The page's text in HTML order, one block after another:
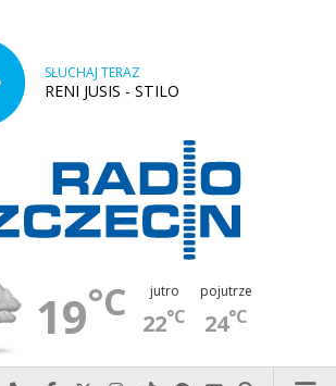
SŁUCHAJ TERAZ
RENI JUSIS - STILO
19°C jutro
22°C
pojutrze
24°C